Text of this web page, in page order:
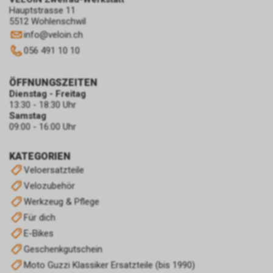
Hauptstrasse 11
5512 Wohlenschwil
info@veloin.ch
056 491 10 10
KATEGORIEN
Veloersatzteile
Velozubehör
Werkzeug & Pflege
Für dich
E-Bikes
Geschenkgutschein
Moto Guzzi Klassiker Ersatzteile (bis 1990)
ÖFFNUNGSZEITEN
Dienstag - Freitag
13:30 - 18:30 Uhr
Samstag
09:00 - 16:00 Uhr